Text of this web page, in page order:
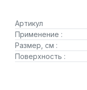
Артикул
Применение :
Размер, см :
Поверхность :